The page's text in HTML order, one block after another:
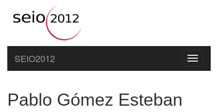
Toggle
SEIO2012
Pablo Gómez Esteban